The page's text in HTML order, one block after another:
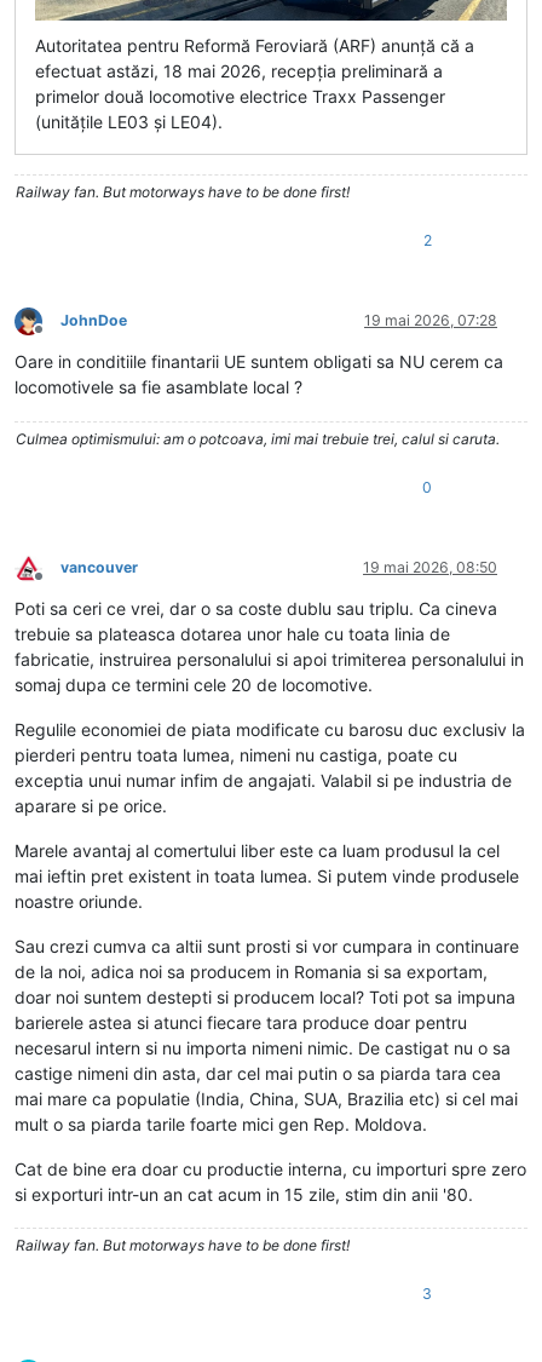
Autoritatea pentru Reformă Feroviară (ARF) anunță că a
efectuat astăzi, 18 mai 2026, recepția preliminară a
primelor două locomotive electrice Traxx Passenger
(unitățile LE03 și LE04).
Railway fan. But motorways have to be done first!
2
Deconectat
JohnDoe 19 mai 2026, 07:28
Oare in conditiile finantarii UE suntem obligati sa NU cerem ca
locomotivele sa fie asamblate local ?
Culmea optimismului: am o potcoava, imi mai trebuie trei, calul si caruta.
0
Deconectat
vancouver 19 mai 2026, 08:50
Poti sa ceri ce vrei, dar o sa coste dublu sau triplu. Ca cineva
trebuie sa plateasca dotarea unor hale cu toata linia de
fabricatie, instruirea personalului si apoi trimiterea personalului in
somaj dupa ce termini cele 20 de locomotive.
Regulile economiei de piata modificate cu barosu duc exclusiv la
pierderi pentru toata lumea, nimeni nu castiga, poate cu
exceptia unui numar infim de angajati. Valabil si pe industria de
aparare si pe orice.
Marele avantaj al comertului liber este ca luam produsul la cel
mai ieftin pret existent in toata lumea. Si putem vinde produsele
noastre oriunde.
Sau crezi cumva ca altii sunt prosti si vor cumpara in continuare
de la noi, adica noi sa producem in Romania si sa exportam,
doar noi suntem destepti si producem local? Toti pot sa impuna
barierele astea si atunci fiecare tara produce doar pentru
necesarul intern si nu importa nimeni nimic. De castigat nu o sa
castige nimeni din asta, dar cel mai putin o sa piarda tara cea
mai mare ca populatie (India, China, SUA, Brazilia etc) si cel mai
mult o sa piarda tarile foarte mici gen Rep. Moldova.
Cat de bine era doar cu productie interna, cu importuri spre zero
si exporturi intr-un an cat acum in 15 zile, stim din anii '80.
Railway fan. But motorways have to be done first!
3